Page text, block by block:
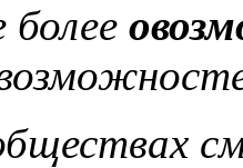
более